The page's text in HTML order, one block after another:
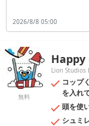
2026/8/8 05:00
無料
Happy
Lion Studios
コップ
を入れ
頭を使
シュミ